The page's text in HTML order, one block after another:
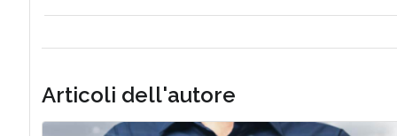
Articoli dell'autore